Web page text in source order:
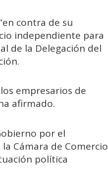
contra de su
independiente para
de la Delegación del
empresarios de
afirmado.
por el
Cámara de Comercio
política